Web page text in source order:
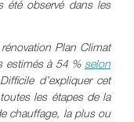
été observé dans les
Plan Climat
estimés à 54 % selon
d’expliquer cet
les étapes de la
chauffage, la plus ou